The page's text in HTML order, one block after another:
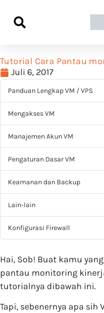
Tutorial Cara Pantau
Juli 6, 2017
Panduan Lengkap VM / VPS
Mengakses VM
Manajemen Akun VM
Pengaturan Dasar VM
Keamanan dan Backup
Lain-lain
Konfigurasi Firewall
Hai, Sob! Buat kamu
pantau monitoring
tutorialnya dibawah ini.
Tapi, sebenernya apa sih